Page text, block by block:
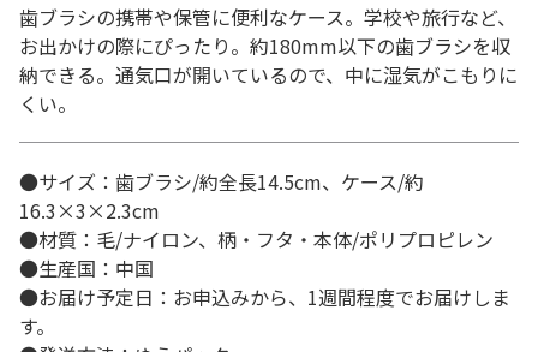
歯ブラシの携帯や保管に便利なケース。学校や旅行など、
お出かけの際にぴったり。約180mm以下の歯ブラシを収
納できる。通気口が開いているので、中に湿気がこもりに
くい。
●サイズ：歯ブラシ/約全長14.5cm、ケース/約
16.3×3×2.3cm
●材質：毛/ナイロン、柄・フタ・本体/ポリプロピレン
●生産国：中国
●お届け予定日：お申込みから、1週間程度でお届けしま
す。